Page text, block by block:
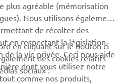
plus agréable (mémorisation
Nous utilisons également
de récolter des
en respectant la législation
la vie privée. Ceci nous aide
dont vous utilisez notre
comme nos produits,
en cliquant sur le bouton ci-
des cookies relatifs
sociaux :